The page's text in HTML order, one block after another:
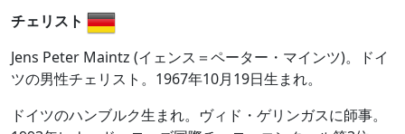
チェリスト
Jens Peter Maintz (イェンス＝ペーター・マインツ)。ドイ
ツの男性チェリスト。1967年10月19日生まれ。
ドイツのハンブルク生まれ。ヴィド・ゲリンガスに師事。